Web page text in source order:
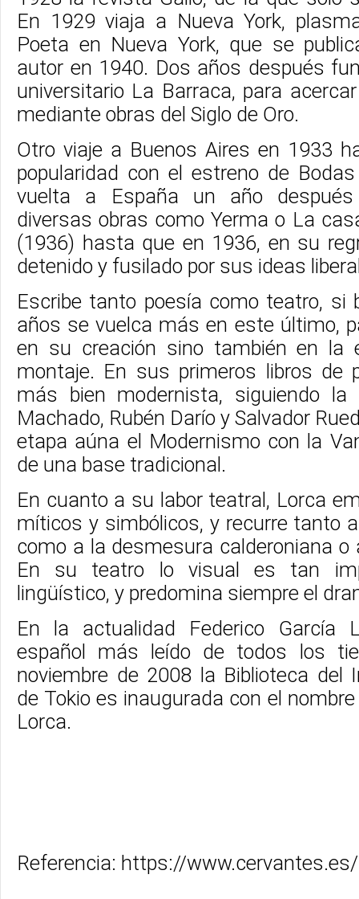
En 1929 viaja a Nueva York,
Poeta en Nueva York, que se
autor en 1940. Dos años después
universitario La Barraca, para
mediante obras del Siglo de Oro.
Otro viaje a Buenos Aires en 1933
popularidad con el estreno de
vuelta a España un año después
diversas obras como Yerma o La
(1936) hasta que en 1936, en su
detenido y fusilado por sus ideas
Escribe tanto poesía como teatro, si
años se vuelca más en este último,
en su creación sino también en la
montaje. En sus primeros libros de
más bien modernista, siguiendo la
Machado, Rubén Darío y Salvador
etapa aúna el Modernismo con la
de una base tradicional.
En cuanto a su labor teatral, Lorca
míticos y simbólicos, y recurre tanto
como a la desmesura calderoniana
En su teatro lo visual es tan
lingüístico, y predomina siempre el
En la actualidad Federico García
español más leído de todos los
noviembre de 2008 la Biblioteca del
de Tokio es inaugurada con el
Lorca.
Referencia: https://